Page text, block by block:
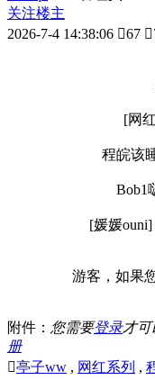
关注楼主
2026-7-4 14:38:06 67 
[网
程皖该
Bob1
[媛媛
游客，如果
附件： 您需要登录才可
册
亭子ww , 网红系列 ,